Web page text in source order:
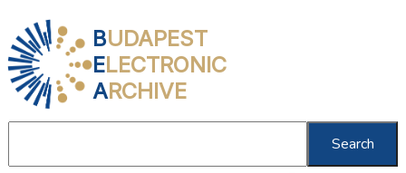
BUDAPEST
ELECTRONIC
ARCHIVE
Search